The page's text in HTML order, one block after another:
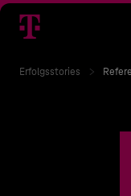
Erfolgsstories